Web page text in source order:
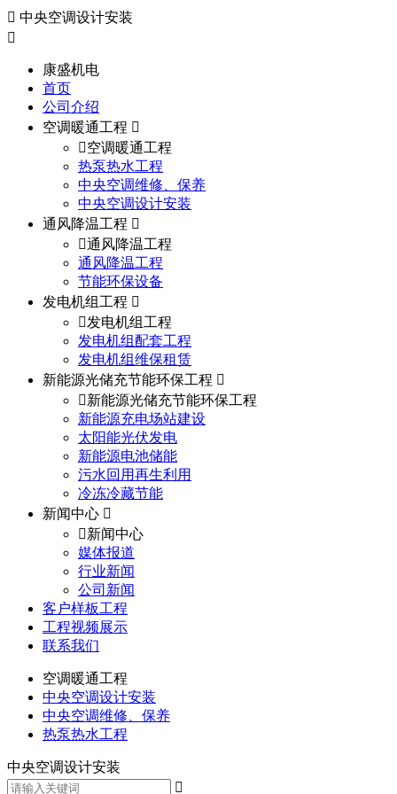
中央空调设计安装
康盛机电
首页
公司介绍
空调暖通工程
空调暖通工程
热泵热水工程
中央空调维修、保养
中央空调设计安装
通风降温工程
通风降温工程
通风降温工程
节能环保设备
发电机组工程
发电机组工程
发电机组配套工程
发电机组维保租赁
新能源光储充节能环保工程
新能源光储充节能环保工程
新能源充电场站建设
太阳能光伏发电
新能源电池储能
污水回用再生利用
冷冻冷藏节能
新闻中心
新闻中心
媒体报道
行业新闻
公司新闻
客户样板工程
工程视频展示
联系我们
空调暖通工程
中央空调设计安装
中央空调维修、保养
热泵热水工程
中央空调设计安装